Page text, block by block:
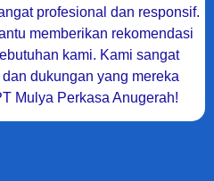
profesional dan responsif.
memberikan rekomendasi
kami. Kami sangat
dukungan yang mereka
Mulya Perkasa Anugerah!